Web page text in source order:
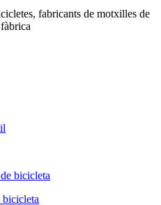
fabricants de motxilles de
bicicleta